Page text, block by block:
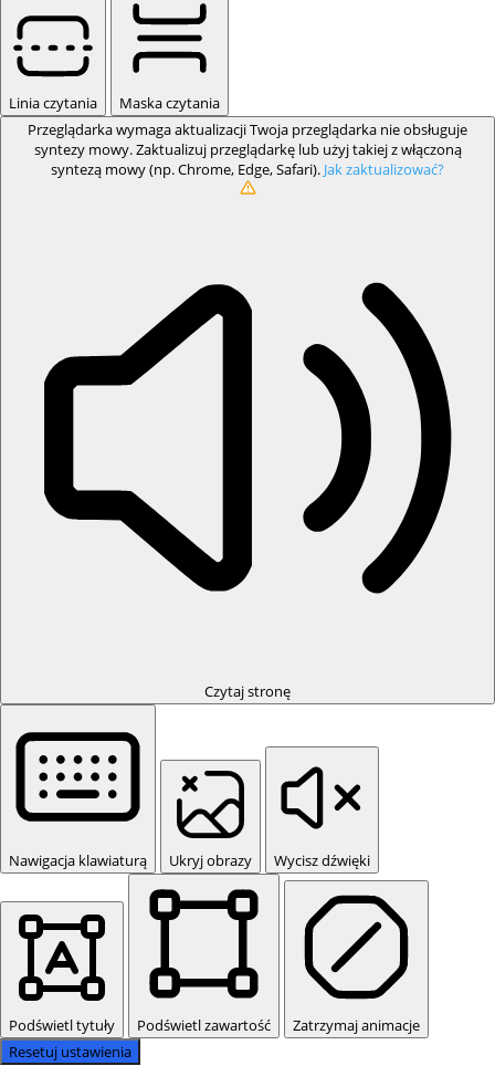
Linia czytania
Maska czytania
Przeglądarka wymaga aktualizacjiTwoja przeglądarka nie obsługuje
syntezy mowy. Zaktualizuj przeglądarkę lub użyj takiej z włączoną
syntezą mowy (np. Chrome, Edge, Safari). Jak zaktualizować?
Czytaj stronę
Nawigacja klawiaturą Ukryj obrazy Wycisz dźwięki
Podświetl tytuły Podświetl zawartość
Zatrzymaj animacje
Resetuj ustawienia